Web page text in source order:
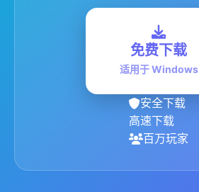
免费下载
适用于 Windows
安全下载
高速下载
百万玩家